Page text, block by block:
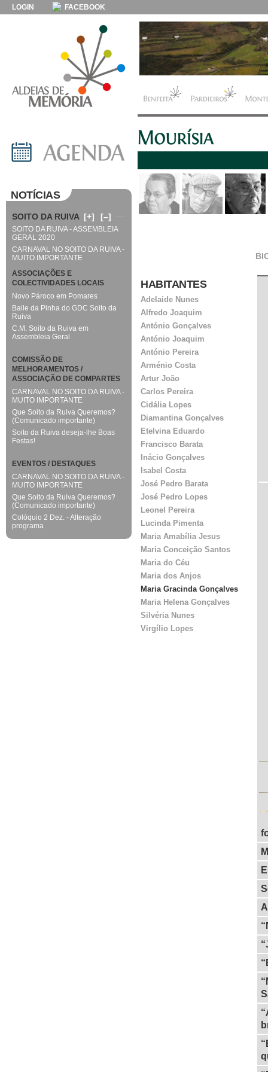
LOGIN FACEBOOK
HABITANTES
Adelaide Nunes
Alfredo Joaquim
António Gonçalves
António Joaquim
António Pereira
Arménio Costa
Artur João
Carlos Pereira
Cidália Lopes
Diamantina Gonçalves
Etelvina Eduardo
Francisco Barata
Inácio Gonçalves
Isabel Costa
José Pedro Barata
José Pedro Lopes
Leonel Pereira
Lucinda Pimenta
Maria Amabília Jesus
Maria Conceição Santos
Maria do Céu
Maria dos Anjos
Maria Gracinda Gonçalves
Maria Helena Gonçalves
Silvéria Nunes
Virgílio Lopes
NOTÍCIAS
SOITO DA RUIVA [+] [–]
SOITO DA RUIVA - ASSEMBLEIA
GERAL 2020
CARNAVAL NO SOITO DA RUIVA -
MUITO IMPORTANTE
ASSOCIAÇÕES E
COLECTIVIDADES LOCAIS
Novo Pároco em Pomares
Baile da Pinha do GDC Soito da
Ruiva
C.M. Soito da Ruiva em
Assembleia Geral
COMISSÃO DE
MELHORAMENTOS /
ASSOCIAÇÃO DE COMPARTES
CARNAVAL NO SOITO DA RUIVA -
MUITO IMPORTANTE
Que Soito da Ruiva Queremos?
(Comunicado importante)
Soito da Ruiva deseja-lhe Boas
Festas!
EVENTOS / DESTAQUES
CARNAVAL NO SOITO DA RUIVA -
MUITO IMPORTANTE
Que Soito da Ruiva Queremos?
(Comunicado importante)
Colóquio 2 Dez. - Alteração
programa